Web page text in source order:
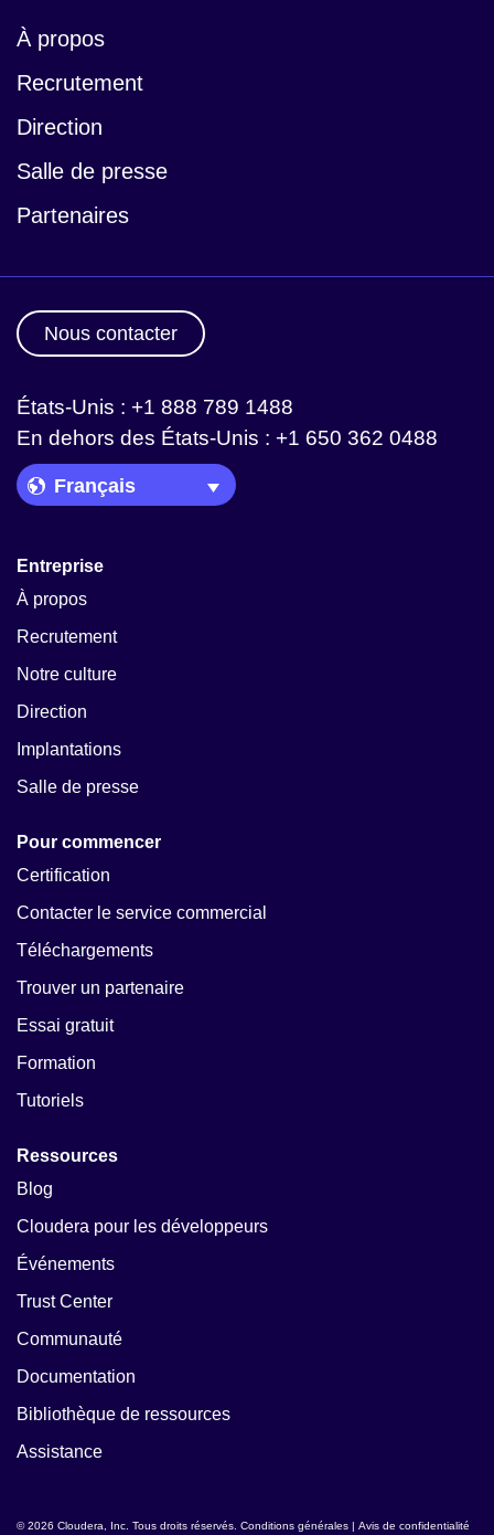
À propos
Recrutement
Direction
Salle de presse
Partenaires
Nous contacter
États-Unis : +1 888 789 1488
En dehors des États-Unis : +1 650 362 0488
Language Picker
Entreprise
À propos
Recrutement
Notre culture
Direction
Implantations
Salle de presse
Pour commencer
Certification
Contacter le service commercial
Téléchargements
Trouver un partenaire
Essai gratuit
Formation
Tutoriels
Ressources
Blog
Cloudera pour les développeurs
Événements
Trust Center
Communauté
Documentation
Bibliothèque de ressources
Assistance
© 2026 Cloudera, Inc. Tous droits réservés. Conditions générales | Avis de confidentialité